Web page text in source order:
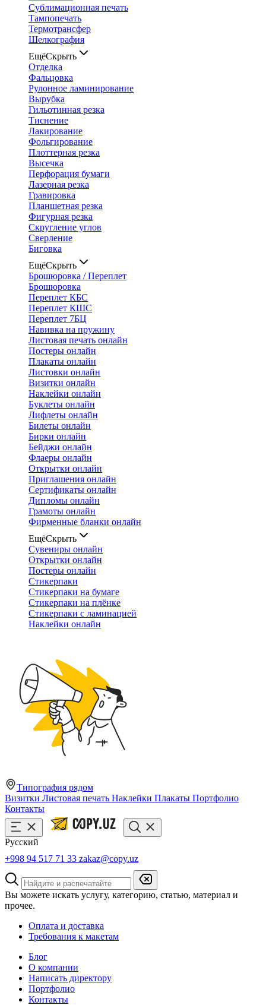
Сублимационная печать
Тампопечать
Термотрансфер
Шелкография
ЕщёСкрыть
Отделка
Фальцовка
Рулонное ламинирование
Вырубка
Гильотинная резка
Тиснение
Лакирование
Фольгирование
Плоттерная резка
Высечка
Перфорация бумаги
Лазерная резка
Гравировка
Планшетная резка
Фигурная резка
Скругление углов
Сверление
Биговка
ЕщёСкрыть
Брошюровка / Переплет
Брошюровка
Переплет КБС
Переплет КШС
Переплет 7БЦ
Навивка на пружину
Листовая печать онлайн
Постеры онлайн
Плакаты онлайн
Листовки онлайн
Визитки онлайн
Наклейки онлайн
Буклеты онлайн
Лифлеты онлайн
Билеты онлайн
Бирки онлайн
Бейджи онлайн
Флаеры онлайн
Открытки онлайн
Приглашения онлайн
Сертификаты онлайн
Дипломы онлайн
Грамоты онлайн
Фирменные бланки онлайн
ЕщёСкрыть
Сувениры онлайн
Открытки онлайн
Постеры онлайн
Стикерпаки
Стикерпаки на бумаге
Стикерпаки на плёнке
Стикерпаки с ламинацией
Наклейки онлайн
Типография рядом
Визитки Листовая печать Наклейки Плакаты Портфолио
Контакты
Русский
+998 94 517 71 33 zakaz@copy.uz
Вы можете искать услугу, категорию, статью, материал и
прочее.
Оплата и доставка
Требования к макетам
Блог
О компании
Написать директору
Портфолио
Контакты